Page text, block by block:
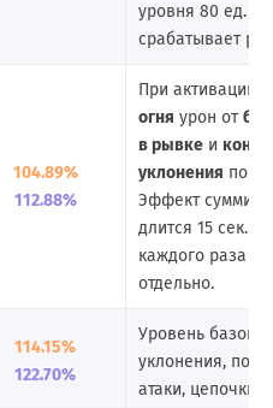
уровня 80 ед.
срабатывает
104.89%
112.88%
При активации
огня урон от
в рывкеи
уклонения
Эффект
длится 15 сек.
каждого раза
отдельно.
114.15%
122.70%
Уровень
уклонения,
атаки, цепочки